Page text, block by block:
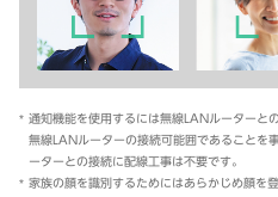
通知機能を使用するには無線LANルーターと
無線LANルーターの接続可能囲であることを
ーターとの接続に配線工事は不要です。
家族の顔を識別するためにはあらかじめ顔を